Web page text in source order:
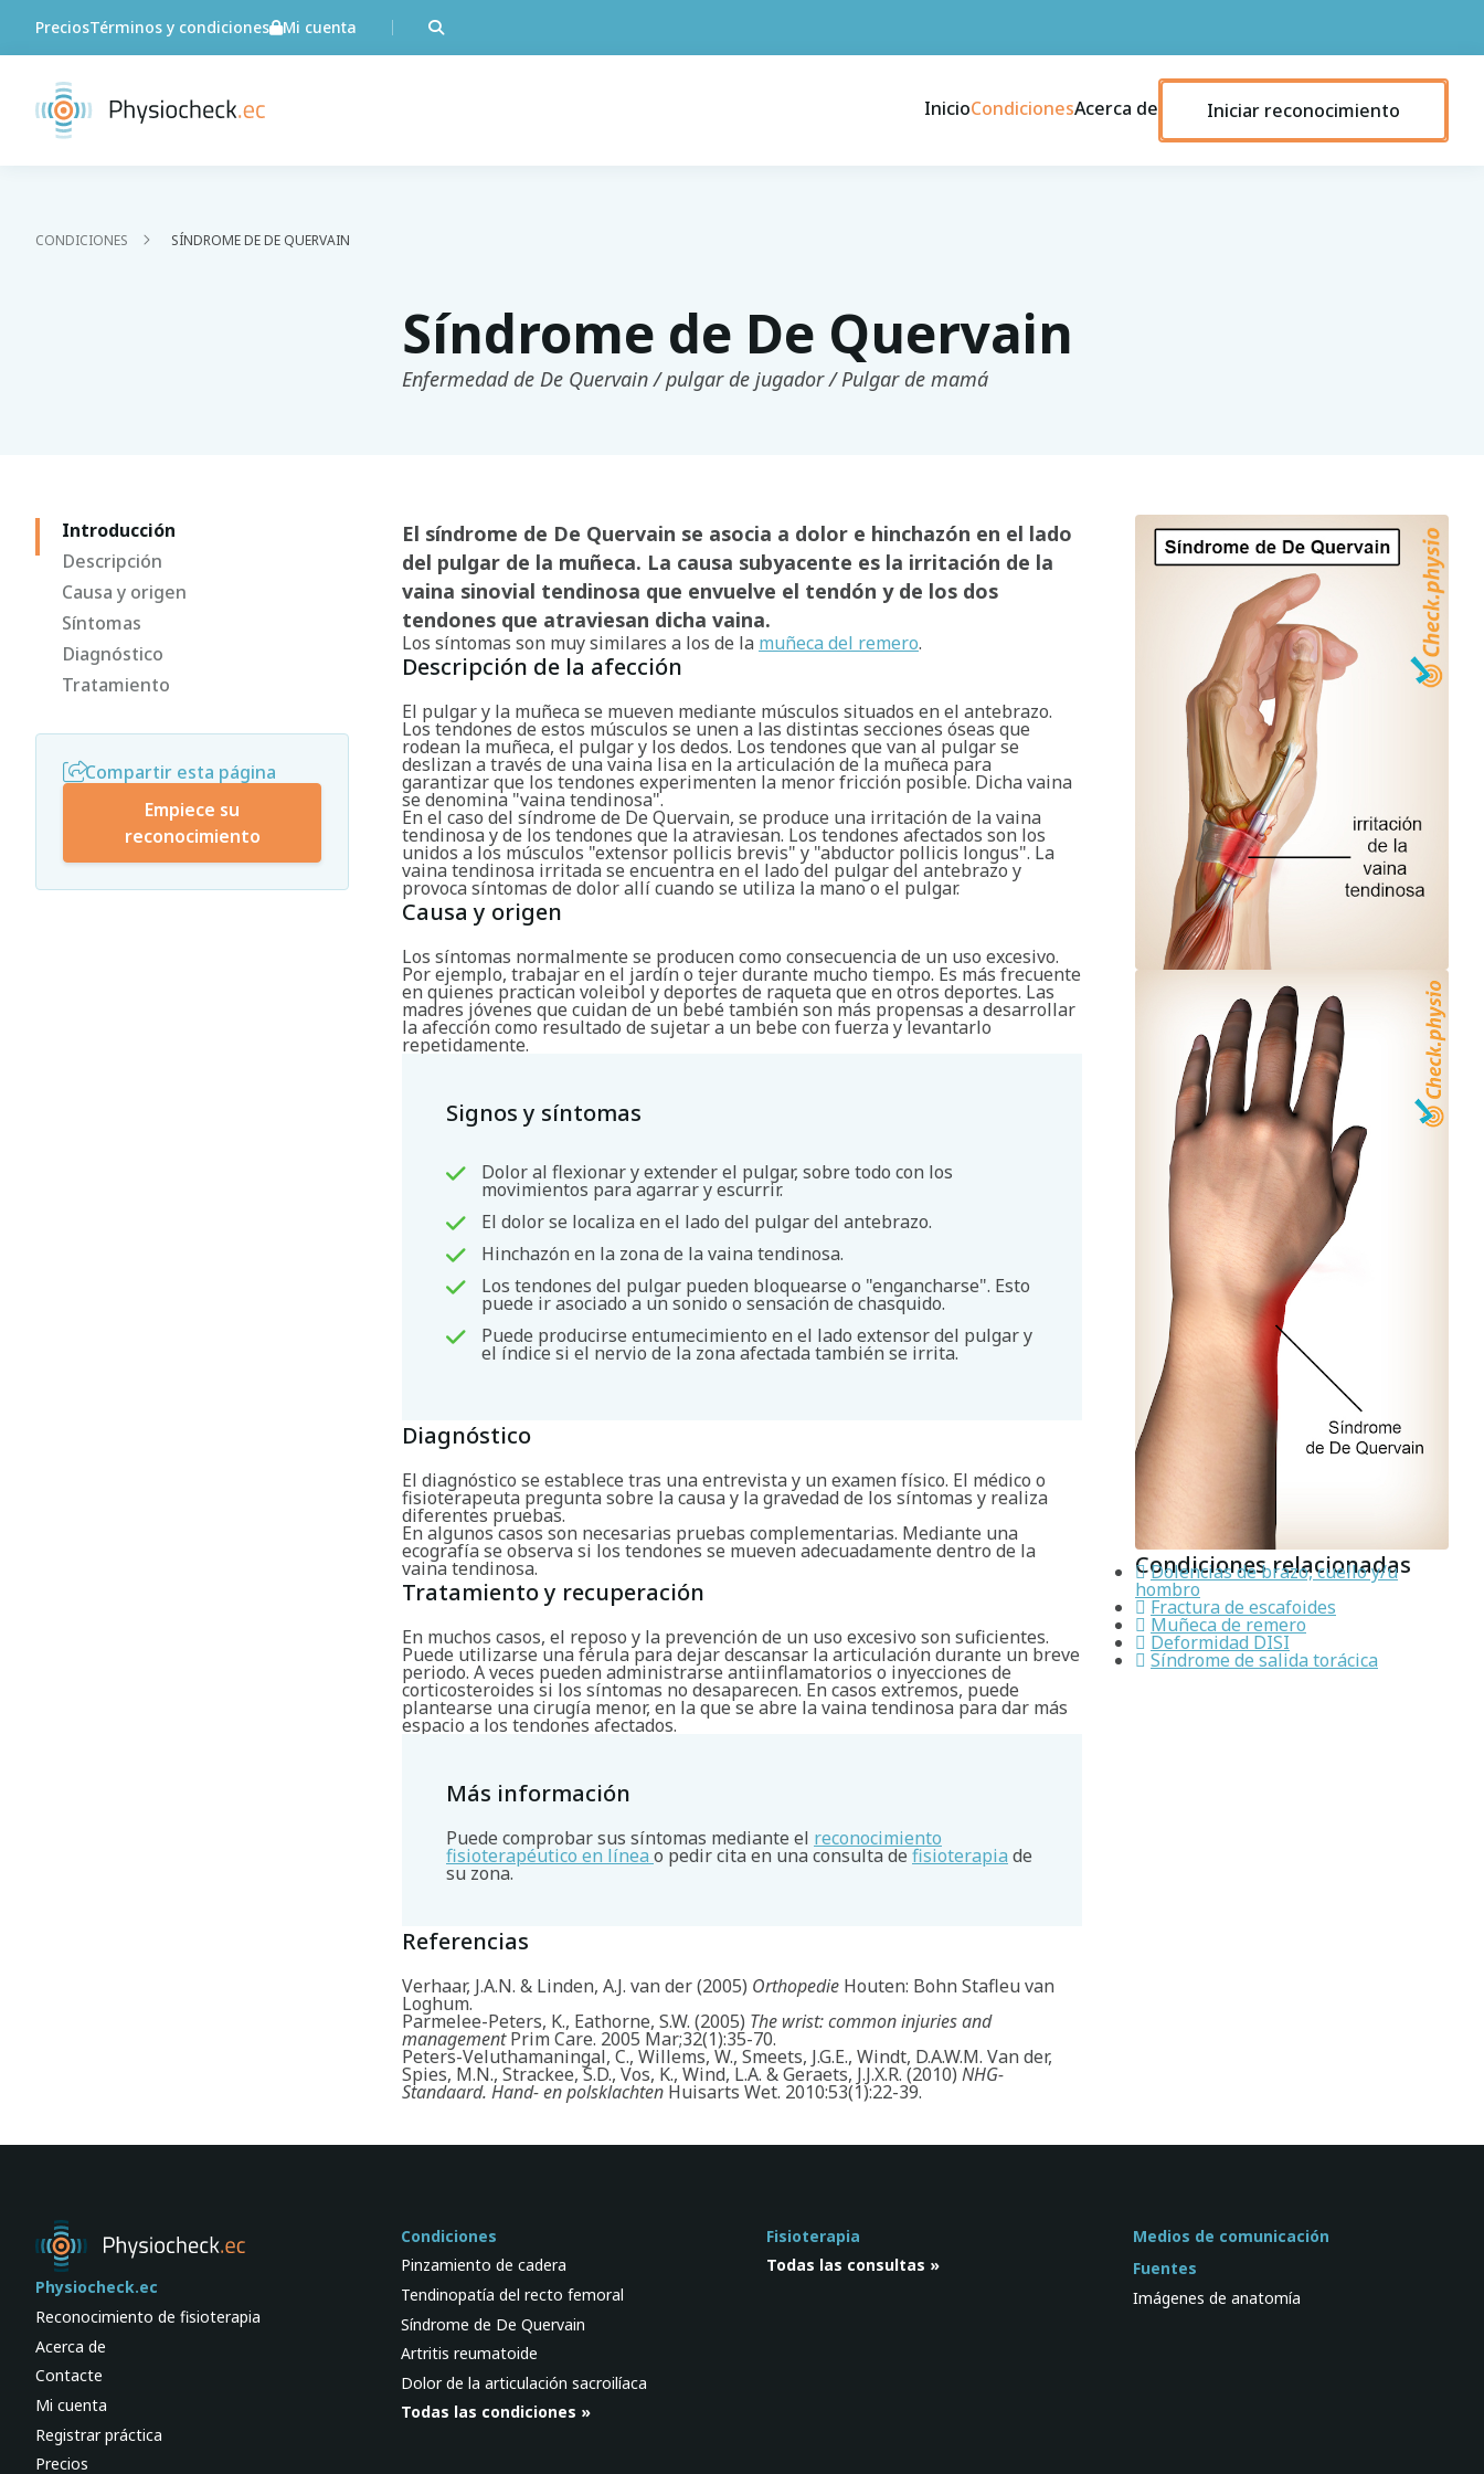
Buscar
PreciosTérminos y condiciones Mi cuenta
InicioCondicionesAcerca de Iniciar reconocimiento
CONDICIONES SÍNDROME DE DE QUERVAIN
Síndrome de De Quervain
Enfermedad de De Quervain / pulgar de jugador / Pulgar de mamá
Introducción
Descripción
Causa y origen
Síntomas
Diagnóstico
Tratamiento
Compartir esta página
Empiece su
reconocimiento
El síndrome de De Quervain se asocia a dolor e hinchazón en el lado
del pulgar de la muñeca. La causa subyacente es la irritación de la
vaina sinovial tendinosa que envuelve el tendón y de los dos
tendones que atraviesan dicha vaina.
Los síntomas son muy similares a los de la muñeca del remero.
Descripción de la afección
El pulgar y la muñeca se mueven mediante músculos situados en el antebrazo.
Los tendones de estos músculos se unen a las distintas secciones óseas que
rodean la muñeca, el pulgar y los dedos. Los tendones que van al pulgar se
deslizan a través de una vaina lisa en la articulación de la muñeca para
garantizar que los tendones experimenten la menor fricción posible. Dicha vaina
se denomina "vaina tendinosa".
En el caso del síndrome de De Quervain, se produce una irritación de la vaina
tendinosa y de los tendones que la atraviesan. Los tendones afectados son los
unidos a los músculos "extensor pollicis brevis" y "abductor pollicis longus". La
vaina tendinosa irritada se encuentra en el lado del pulgar del antebrazo y
provoca síntomas de dolor allí cuando se utiliza la mano o el pulgar.
Causa y origen
Los síntomas normalmente se producen como consecuencia de un uso excesivo.
Por ejemplo, trabajar en el jardín o tejer durante mucho tiempo. Es más frecuente
en quienes practican voleibol y deportes de raqueta que en otros deportes. Las
madres jóvenes que cuidan de un bebé también son más propensas a desarrollar
la afección como resultado de sujetar a un bebe con fuerza y levantarlo
repetidamente.
Signos y síntomas
Dolor al flexionar y extender el pulgar, sobre todo con los
movimientos para agarrar y escurrir.
El dolor se localiza en el lado del pulgar del antebrazo.
Hinchazón en la zona de la vaina tendinosa.
Los tendones del pulgar pueden bloquearse o "engancharse". Esto
puede ir asociado a un sonido o sensación de chasquido.
Puede producirse entumecimiento en el lado extensor del pulgar y
el índice si el nervio de la zona afectada también se irrita.
Diagnóstico
El diagnóstico se establece tras una entrevista y un examen físico. El médico o
fisioterapeuta pregunta sobre la causa y la gravedad de los síntomas y realiza
diferentes pruebas.
En algunos casos son necesarias pruebas complementarias. Mediante una
ecografía se observa si los tendones se mueven adecuadamente dentro de la
vaina tendinosa.
Tratamiento y recuperación
En muchos casos, el reposo y la prevención de un uso excesivo son suficientes.
Puede utilizarse una férula para dejar descansar la articulación durante un breve
periodo. A veces pueden administrarse antiinflamatorios o inyecciones de
corticosteroides si los síntomas no desaparecen. En casos extremos, puede
plantearse una cirugía menor, en la que se abre la vaina tendinosa para dar más
espacio a los tendones afectados.
Más información
Puede comprobar sus síntomas mediante el reconocimiento
fisioterapéutico en línea o pedir cita en una consulta de fisioterapia de
su zona.
Referencias
Verhaar, J.A.N. & Linden, A.J. van der (2005) Orthopedie Houten: Bohn Stafleu van
Loghum.
Parmelee-Peters, K., Eathorne, S.W. (2005) The wrist: common injuries and
managementPrim Care. 2005 Mar;32(1):35-70.
Peters-Veluthamaningal, C., Willems, W., Smeets, J.G.E., Windt, D.A.W.M. Van der,
Spies, M.N., Strackee, S.D., Vos, K., Wind, L.A. & Geraets, J.J.X.R. (2010) NHG-
Standaard. Hand- en polsklachten Huisarts Wet. 2010:53(1):22-39.
Condiciones relacionadas
Dolencias de brazo, cuello y/u
hombro
Fractura de escafoides
Muñeca de remero
Deformidad DISI
Síndrome de salida torácica
Physiocheck.ec
Reconocimiento de fisioterapia
Acerca de
Contacte
Mi cuenta
Registrar práctica
Precios
Condiciones
Pinzamiento de cadera
Tendinopatía del recto femoral
Síndrome de De Quervain
Artritis reumatoide
Dolor de la articulación sacroilíaca
Todas las condiciones »
Fisioterapia
Todas las consultas »
Medios de comunicación
Fuentes
Imágenes de anatomía